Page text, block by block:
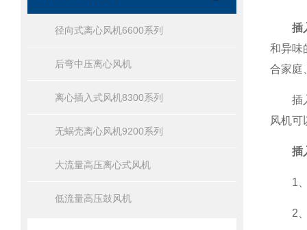
径向式离心风机6600系列
后弯中压离心风机
离心插入式风机8300系列
无蜗壳离心风机9200系列
大流量高压离心式风机
低流量高压鼓风机
插
和异味
合家庭
插入
风机可
插
1、
2、高